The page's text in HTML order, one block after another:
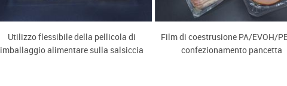
Utilizzo flessibile della pellicola di
imballaggio alimentare sulla salsiccia
Film di coestrusione PA/EVOH/
confezionamento pancetta